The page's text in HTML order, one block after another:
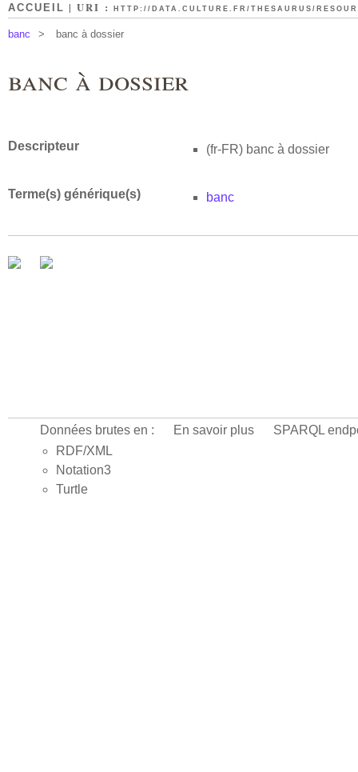
ACCUEIL | URI : HTTP://DATA.CULTURE.FR/THESAURUS/
banc > banc à dossier
banc à dossier
Descripteur (fr-FR) banc à dossier
Terme(s) générique(s) banc
Données brutes en :
RDF/XML
Notation3
Turtle
En savoir plus SPARQL